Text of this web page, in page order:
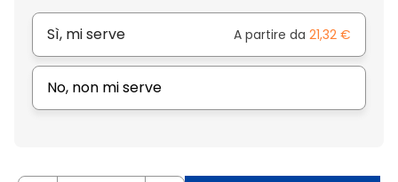
Sì, mi serve A partire da 21,32 €
No, non mi serve